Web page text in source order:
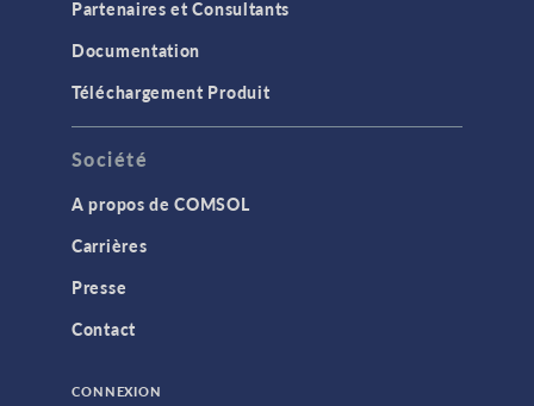
Partenaires et Consultants
Documentation
Téléchargement Produit
Société
A propos de COMSOL
Carrières
Presse
Contact
CONNEXION